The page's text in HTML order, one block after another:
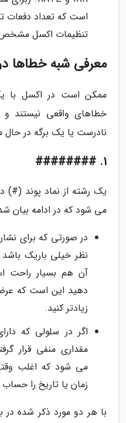
است که تعداد دفعات
تنظیمات اکسل
معرفی شبه خطاها
ممکن است در اکسل با
خطاهای واقعی نیستند
نادرست یا یک برگه در
1. ########
یک رشته از نماد پوند
می شود که در ادامه بیان
در صورتی که برای
نظر خیلی باریک
آن هم بسیار راحت
دهید این است که
زیادتر کنید.
اگر در سلولی که
مقداری منفی قرار
می شود که اغلب
زمان یا تاریخ را حساب
با هر دو مورد ذکر شده در